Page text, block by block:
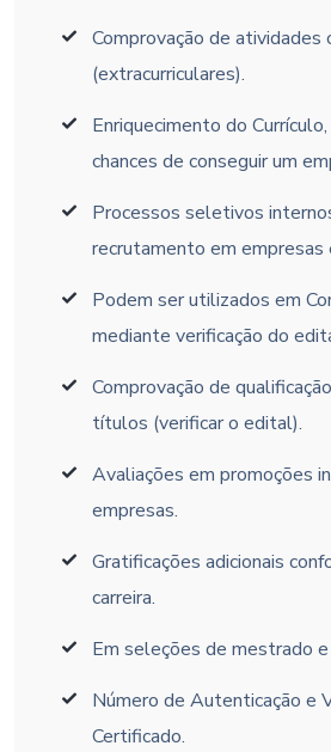
Comprovação de
(extracurriculares).
Enriquecimento do
chances de conseguir um
Processos seletivos
recrutamento em empresas
Podem ser utilizados em
mediante verificação do
Comprovação de
títulos (verificar o edital).
Avaliações em promoções
empresas.
Gratificações adicionais
carreira.
Em seleções de mestrado
Número de Autenticação e
Certificado.